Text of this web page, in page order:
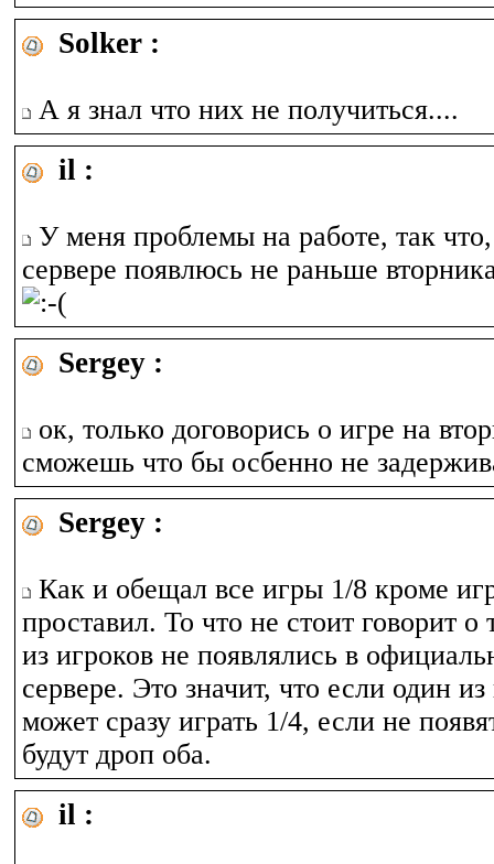
Solker :
А я знал что них не получиться....
il :
У меня проблемы на работе, так
сервере появлюсь не раньше
Sergey :
ок, только договорись о игре на
сможешь что бы осбенно не
Sergey :
Как и обещал все игры 1/8 кроме
проставил. То что не стоит говорит
из игроков не появлялись в
сервере. Это значит, что если один
может сразу играть 1/4, если не
будут дроп оба.
il :